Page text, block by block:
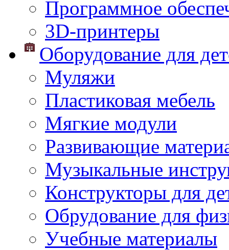
Программное
3D-принтеры
Оборудование для
Муляжи
Пластиковая мебель
Мягкие модули
Развивающие
Музыкальные
Конструкторы для
Обрудование для
Учебные материалы